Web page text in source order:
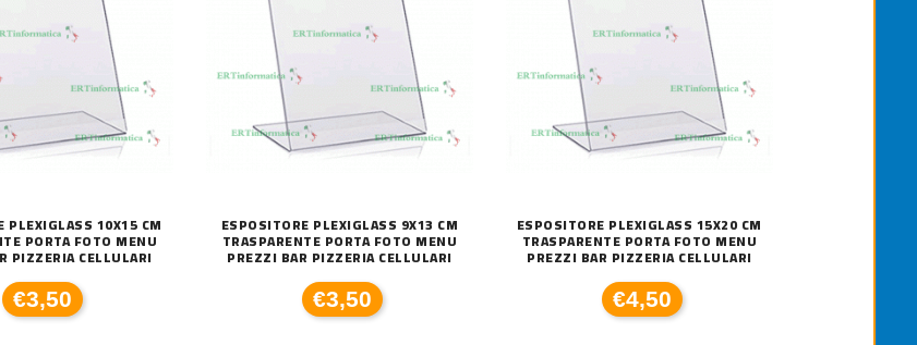
PLEXIGLASS 10X15 CM
PORTA FOTO MENU
PIZZERIA CELLULARI
€3,50
ESPOSITORE PLEXIGLASS 9X13 CM
TRASPARENTE PORTA FOTO MENU
PREZZI BAR PIZZERIA CELLULARI
€3,50
ESPOSITORE PLEXIGLASS 15X20 CM
TRASPARENTE PORTA FOTO MENU
PREZZI BAR PIZZERIA CELLULARI
€4,50